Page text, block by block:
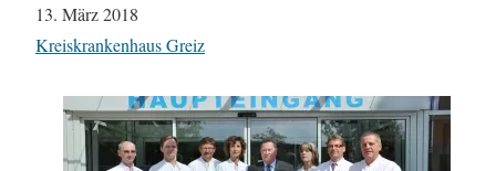
Datum
13. März 2018
In Bezug auf
Kreiskrankenhaus Greiz